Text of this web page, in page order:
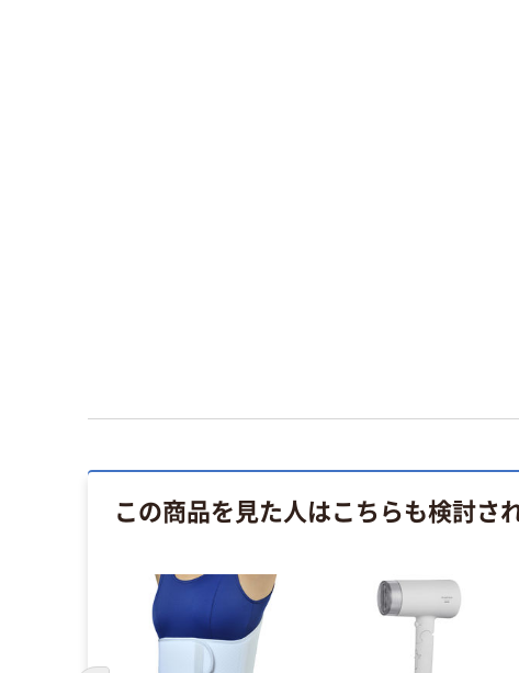
この商品を見た人はこちらも検討さ